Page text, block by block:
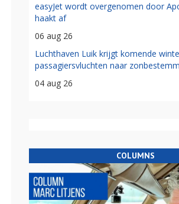
easyJet wordt overgenomen door
haakt af
06 aug 26
Luchthaven Luik krijgt komende
passagiersvluchten naar
04 aug 26
COLUMNS